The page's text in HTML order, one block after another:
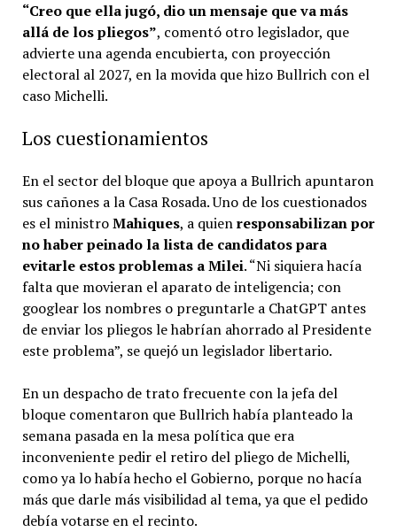
“Creo que ella jugó, dio un mensaje que va más
allá de los pliegos”, comentó otro legislador, que
advierte una agenda encubierta, con proyección
electoral al 2027, en la movida que hizo Bullrich con el
caso Michelli.
Los cuestionamientos
En el sector del bloque que apoya a Bullrich apuntaron
sus cañones a la Casa Rosada. Uno de los cuestionados
es el ministroMahiques, a quienresponsabilizan por
no haber peinado la lista de candidatos para
evitarle estos problemas a Milei. “Ni siquiera hacía
falta que movieran el aparato de inteligencia; con
googlear los nombres o preguntarle a ChatGPT antes
de enviar los pliegos le habrían ahorrado al Presidente
este problema”, se quejó un legislador libertario.
En un despacho de trato frecuente con la jefa del
bloque comentaron que Bullrich había planteado la
semana pasada en la mesa política que era
inconveniente pedir el retiro del pliego de Michelli,
como ya lo había hecho el Gobierno, porque no hacía
más que darle más visibilidad al tema, ya que el pedido
debía votarse en el recinto.